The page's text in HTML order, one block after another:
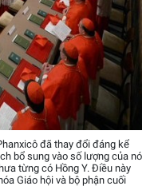
đã thay đổi đáng kể
bổ sung vào số lượng của nó
từng có Hồng Y. Điều này
Giáo hội và bộ phận cuối